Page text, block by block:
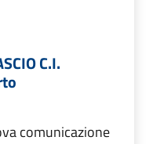
C.I.
comunicazione